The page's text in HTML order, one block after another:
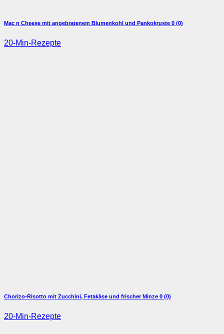
Mac n Cheese mit angebratenem Blumenkohl und Pankokruste 0 (0)
20-Min-Rezepte
Chorizo-Risotto mit Zucchini, Fetakäse und frischer Minze 0 (0)
20-Min-Rezepte